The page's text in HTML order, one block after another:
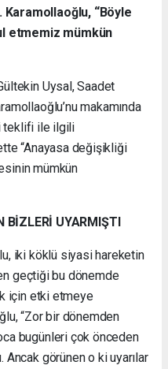
“Böyle
etmemiz mümkün
Uysal, Saadet
makamında
teklifi ile ilgili
“Anayasa değişikliği
mümkün
BİZLERİ UYARMIŞTI
iki köklü siyasi hareketin
geçtiği bu dönemde
için etki etmeye
“Zor bir dönemden
bugünleri çok önceden
Ancak görünen o ki uyarılar